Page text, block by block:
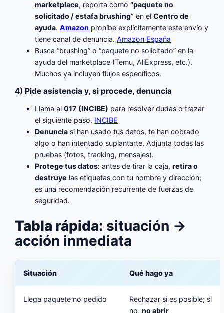
marketplace, reporta como“paquete no
solicitado / estafa brushing” en elCentro de
ayuda.Amazon prohíbe explícitamente este envío y
tiene canal de denuncia.Amazon España
Busca “brushing” o “paquete no solicitado” en la
ayuda del marketplace (Temu, AliExpress, etc.).
Muchos ya incluyen flujos específicos.
4) Pide asistencia y, si procede, denuncia
Llama al017 (INCIBE) para resolver dudas o trazar
el siguiente paso. INCIBE
Denuncia si han usado tus datos, te han cobrado
algo o han intentado suplantarte. Adjunta todas las
pruebas (fotos, tracking, mensajes).
Protege tus datos: antes de tirar la caja,retira o
destruye las etiquetas con tu nombre y dirección;
es una recomendación recurrente de fuerzas de
seguridad.
Tabla rápida: situación →
acción inmediata
Situación Qué hago ya
Llega paquete no pedido
Rechazar si es posible; si
no,no abrir